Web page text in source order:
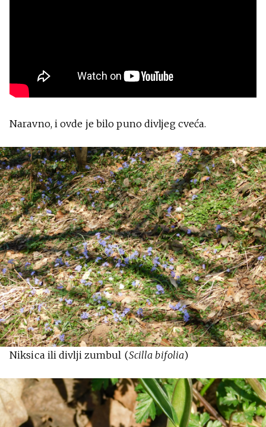
Naravno, i ovde je bilo puno divljeg cveća.
Niksica ili divlji zumbul (Scilla bifolia)